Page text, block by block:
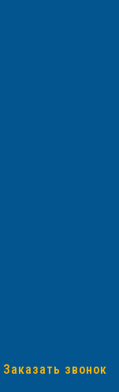
Заказать звонок